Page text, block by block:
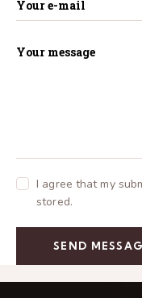
I agree that my
stored.
SEND